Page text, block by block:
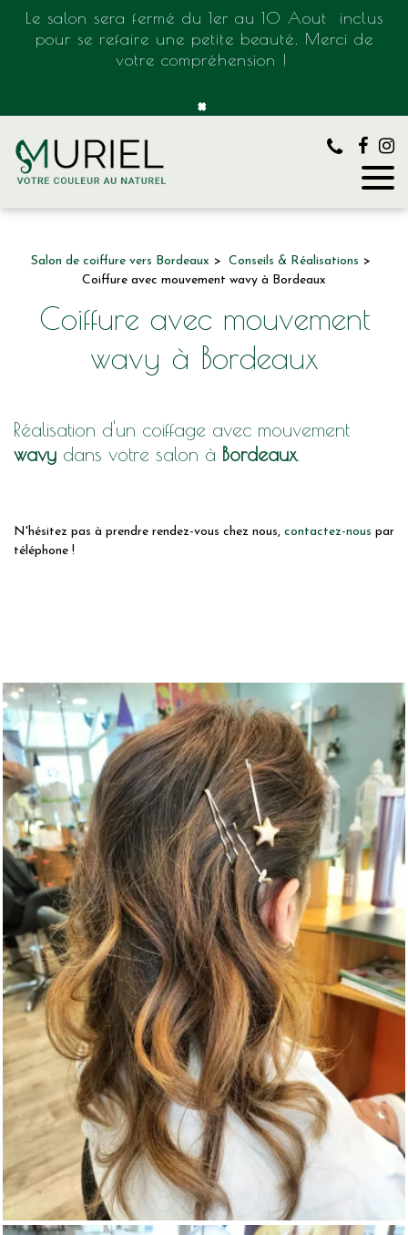
Le salon sera fermé du 1er au 10 Aout inclus
pour se refaire une petite beauté. Merci de
votre compréhension !
×
Salon de coiffure vers Bordeaux
Conseils & Réalisations
Coiffure avec mouvement wavy à Bordeaux
Coiffure avec mouvement
wavy à Bordeaux
Réalisation d'un coiffage avec mouvement
wavy dans votre salon à Bordeaux.
N'hésitez pas à prendre rendez-vous chez nous, contactez-nous par
téléphone !
Panneau de gestion des cookies